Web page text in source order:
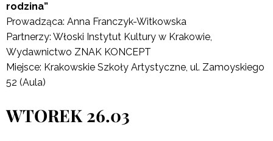
rodzina”
Prowadząca: Anna Franczyk-Witkowska
Partnerzy: Włoski Instytut Kultury w Krakowie,
Wydawnictwo ZNAK KONCEPT
Miejsce: Krakowskie Szkoły Artystyczne, ul. Zamoyskiego
52 (Aula)
WTOREK 26.03